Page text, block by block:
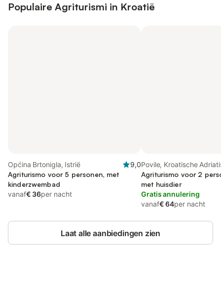
Populaire Agriturismi in Kroatië
Općina Brtonigla, Istrië
9,0
Agriturismo voor 5 personen, met
kinderzwembad
vanaf€ 36per nacht
Povile, Kroatische
Agriturismo voor 2
met huisdier
Gratis annulering
vanaf€ 64per nacht
Laat alle aanbiedingen zien